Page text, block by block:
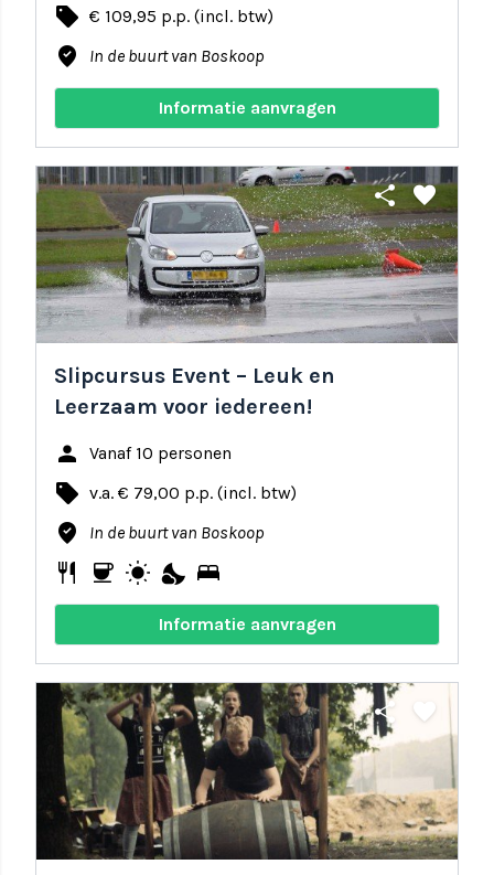
local_offer € 109,95 p.p. (incl. btw)
where_to_vote In de buurt van Boskoop
Informatie aanvragen
share favorite
Slipcursus Event – Leuk en
Leerzaam voor iedereen!
person Vanaf 10 personen
local_offer v.a. € 79,00 p.p. (incl. btw)
where_to_vote In de buurt van Boskoop
restaurant coffee wb_sunny nights_stay bed
Informatie aanvragen
share favorite